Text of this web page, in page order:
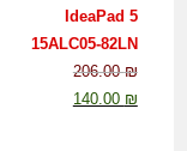
IdeaPad 5
15ALC05-82LN
206.00₪
140.00 ₪